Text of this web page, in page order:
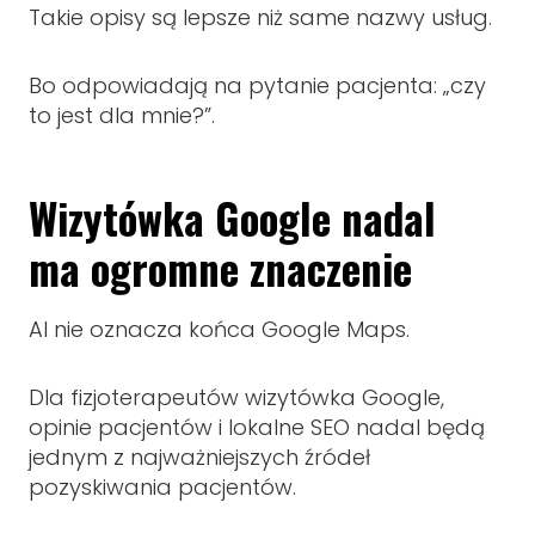
Takie opisy są lepsze niż same nazwy usług.
Bo odpowiadają na pytanie pacjenta: „czy
to jest dla mnie?”.
Wizytówka Google nadal
ma ogromne znaczenie
AI nie oznacza końca Google Maps.
Dla fizjoterapeutów wizytówka Google,
opinie pacjentów i lokalne SEO nadal będą
jednym z najważniejszych źródeł
pozyskiwania pacjentów.